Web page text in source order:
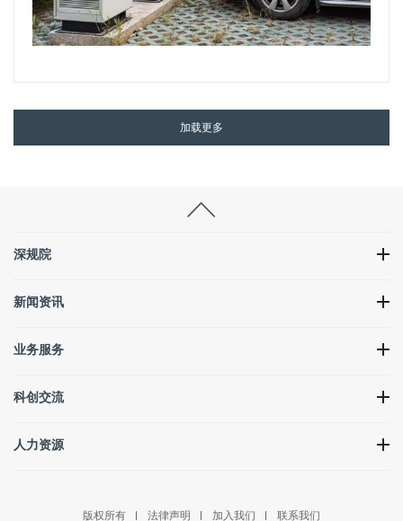
加载更多
深规院
新闻资讯
业务服务
科创交流
人力资源
版权所有 法律声明 加入我们 联系我们